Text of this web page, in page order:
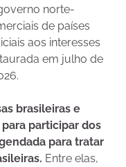
norte-
de países
aos interesses
em julho de
brasileiras e
participar dos
para tratar
Entre elas,